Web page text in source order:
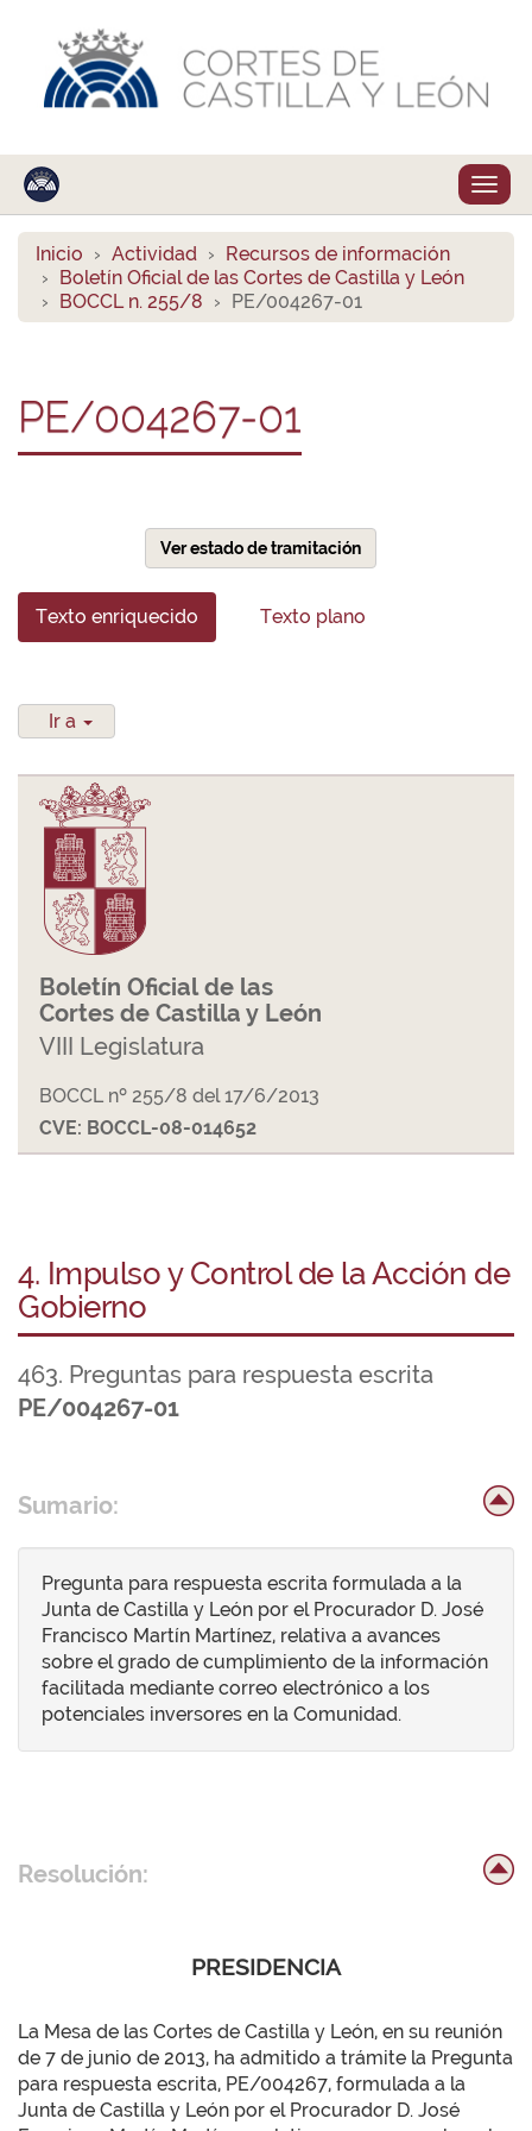
Inicio Actividad
Recursos de información
Boletín Oficial de las Cortes de Castilla y León
BOCCL n. 255/8
PE/004267-01
PE/004267-01
Ver estado de tramitación
Texto enriquecido Texto plano
Ir a
Boletín Oficial de las
Cortes de Castilla y León
VIII Legislatura
BOCCL nº 255/8 del 17/6/2013
CVE: BOCCL-08-014652
4. Impulso y Control de la Acción de
Gobierno
463. Preguntas para respuesta escrita
PE/004267-01
Sumario:
Pregunta para respuesta escrita formulada a la
Junta de Castilla y León por el Procurador D. José
Francisco Martín Martínez, relativa a avances
sobre el grado de cumplimiento de la información
facilitada mediante correo electrónico a los
potenciales inversores en la Comunidad.
Resolución:
PRESIDENCIA
La Mesa de las Cortes de Castilla y León, en su reunión
de 7 de junio de 2013, ha admitido a trámite la Pregunta
para respuesta escrita, PE/004267, formulada a la
Junta de Castilla y León por el Procurador D. José